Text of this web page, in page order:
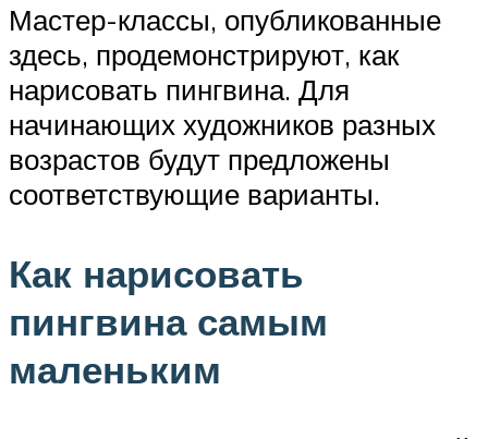
Мастер-классы, опубликованные
здесь, продемонстрируют, как
нарисовать пингвина. Для
начинающих художников разных
возрастов будут предложены
соответствующие варианты.
Как нарисовать
пингвина самым
маленьким